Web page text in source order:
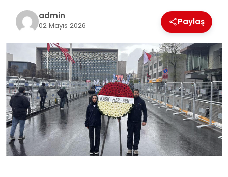
SPOR
YAŞAM
admin
02 Mayıs 2026 Paylaş